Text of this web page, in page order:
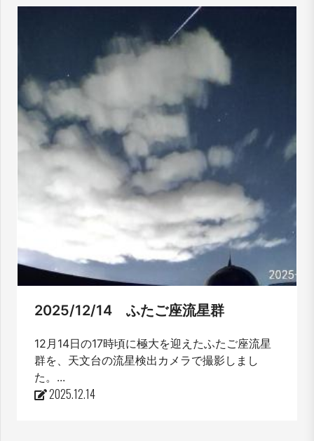
2025/12/14 ふたご座流星群
12月14日の17時頃に極大を迎えたふたご座流星
群を、天文台の流星検出カメラで撮影しまし
た。...
2025.12.14